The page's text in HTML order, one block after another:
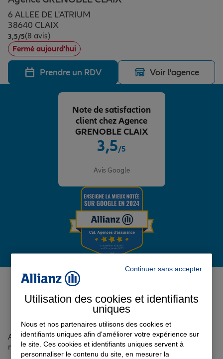
Assurance emprunteur
Prévoyance et dépendance
Assurance animal de compagnie
Protection de la famille
Protection juridique
Épargne & retraite
Plan épargne retraite
Assurance vie
Placements financiers
Investissements immobiliers
Transmission
Vos projets
Partir en vacances
Départ à la retraite
Préparer l’avenir
Conseil assurance
Assurance habitation
Le Pack Famille
Garantie des accidents de la vie
Assurance scolaire
Protection juridique
Allianz en France
6 ALLEE DE L'ATRIUM
38640 CLAIX
3,5/5Note de 3.5 sur 5
(8 avis)
Fermé aujourd'hui
Prendre un RDV Voir l'agence
3,5/5
Avis Google
Note de satisfaction
client chez Agence
GRENOBLE CLAIX
Avis de l'agence Agence
GRENOBLE CLAIX
0
Avis sur une période de 6 mois
Aucun avis sur votre agence n'a été retrouvé pour le
moment
Continuer sans accepter
Utilisation des cookies et identifiants
uniques
Nous et nos partenaires utilisons des cookies et
identifiants uniques afin d'améliorer votre expérience sur
le site. Ces cookies et identifiants uniques servent à
personnaliser le contenu du site, en mesurer la